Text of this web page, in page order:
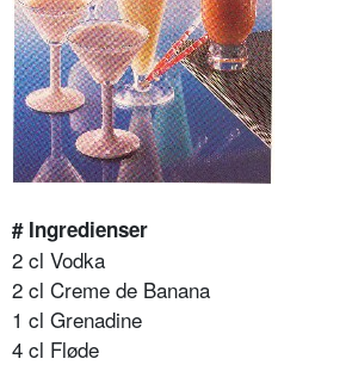
# Ingredienser
2 cl Vodka
2 cl Creme de Banana
1 cl Grenadine
4 cl Fløde